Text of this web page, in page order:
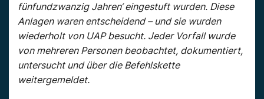
fünfundzwanzig Jahren‘ eingestuft wurden. Diese
Anlagen waren entscheidend – und sie wurden
wiederholt von UAP besucht. Jeder Vorfall wurde
von mehreren Personen beobachtet, dokumentiert,
untersucht und über die Befehlskette
weitergemeldet.